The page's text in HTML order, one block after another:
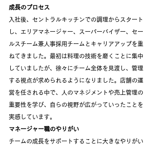
成長のプロセス
入社後、セントラルキッチンでの調理からスタート
し、エリアマネージャー、スーパーバイザー、セー
ルスチーム兼人事採用チームとキャリアアップを重
ねてきました。最初は料理の技術を磨くことに集中
していましたが、徐々にチーム全体を見渡し、管理
する視点が求められるようになりました。店舗の運
営を任される中で、人のマネジメントや売上管理の
重要性を学び、自らの視野が広がっていったことを
実感しています。
マネージャー職のやりがい
チームの成長をサポートすることに大きなやりがい